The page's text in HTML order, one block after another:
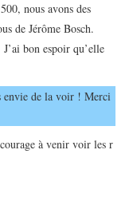
nous avons des
de Jérôme Bosch.
bon espoir qu’elle
envie de la voir ! Merci
à venir voir les r